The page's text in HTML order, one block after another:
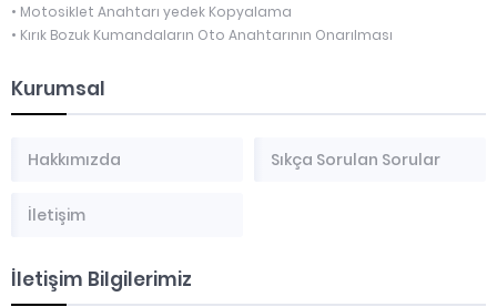
• Motosiklet Anahtarı yedek Kopyalama
• Kırık Bozuk Kumandaların Oto Anahtarının Onarılması
Kurumsal
Hakkımızda Sıkça Sorulan Sorular
İletişim
İletişim Bilgilerimiz